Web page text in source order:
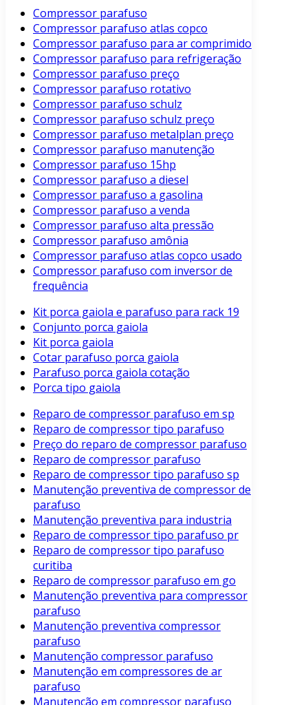
Compressor parafuso
Compressor parafuso atlas copco
Compressor parafuso para ar comprimido
Compressor parafuso para refrigeração
Compressor parafuso preço
Compressor parafuso rotativo
Compressor parafuso schulz
Compressor parafuso schulz preço
Compressor parafuso metalplan preço
Compressor parafuso manutenção
Compressor parafuso 15hp
Compressor parafuso a diesel
Compressor parafuso a gasolina
Compressor parafuso a venda
Compressor parafuso alta pressão
Compressor parafuso amônia
Compressor parafuso atlas copco usado
Compressor parafuso com inversor de
frequência
Kit porca gaiola e parafuso para rack 19
Conjunto porca gaiola
Kit porca gaiola
Cotar parafuso porca gaiola
Parafuso porca gaiola cotação
Porca tipo gaiola
Reparo de compressor parafuso em sp
Reparo de compressor tipo parafuso
Preço do reparo de compressor parafuso
Reparo de compressor parafuso
Reparo de compressor tipo parafuso sp
Manutenção preventiva de compressor de
parafuso
Manutenção preventiva para industria
Reparo de compressor tipo parafuso pr
Reparo de compressor tipo parafuso
curitiba
Reparo de compressor parafuso em go
Manutenção preventiva para compressor
parafuso
Manutenção preventiva compressor
parafuso
Manutenção compressor parafuso
Manutenção em compressores de ar
parafuso
Manutenção em compressor parafuso